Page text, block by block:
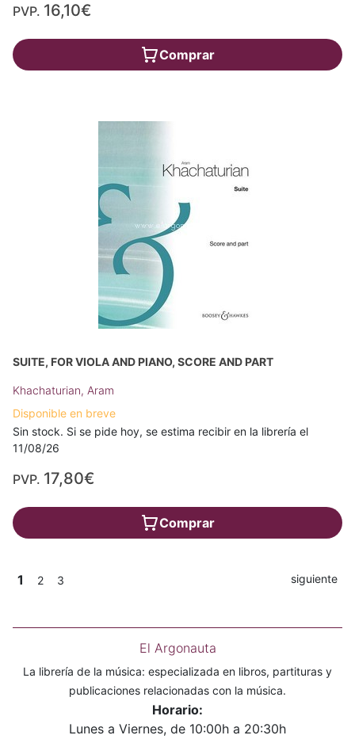
PVP. 16,10€
Comprar
SUITE, FOR VIOLA AND PIANO, SCORE AND PART
Khachaturian, Aram
Disponible en breve
Sin stock. Si se pide hoy, se estima recibir en la librería el
11/08/26
PVP. 17,80€
Comprar
1 2 3 siguiente
El Argonauta
La librería de la música: especializada en libros, partituras y
publicaciones relacionadas con la música.
Horario:
Lunes a Viernes, de 10:00h a 20:30h